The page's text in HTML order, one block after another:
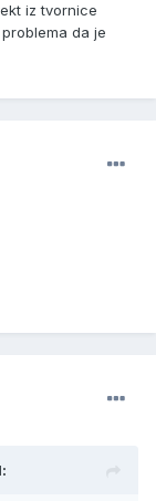
iz tvornice
da je